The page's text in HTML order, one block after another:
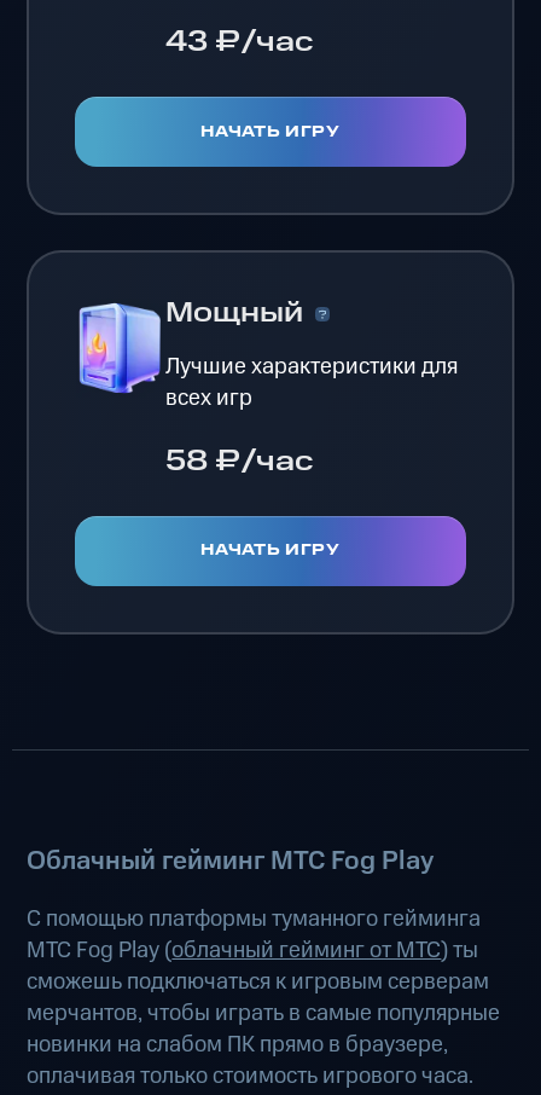
43 ₽/час
НАЧАТЬ ИГРУ
Мощный
Лучшие характеристики для
всех игр
58 ₽/час
НАЧАТЬ ИГРУ
Облачный гейминг МТС Fog Play
С помощью платформы туманного гейминга
МТС Fog Play (облачный гейминг от МТС) ты
сможешь подключаться к игровым серверам
мерчантов, чтобы играть в самые популярные
новинки на слабом ПК прямо в браузере,
оплачивая только стоимость игрового часа.